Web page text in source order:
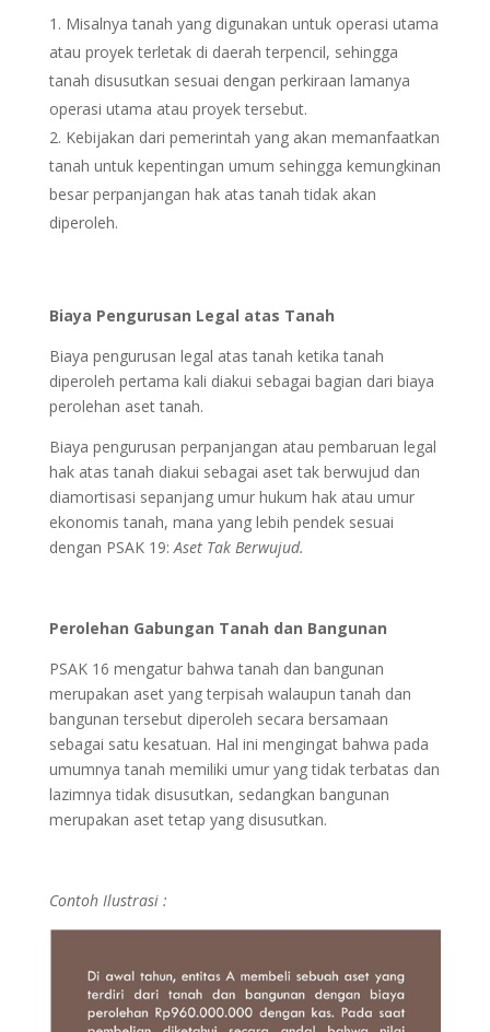
Misalnya tanah yang digunakan untuk operasi utama
atau proyek terletak di daerah terpencil, sehingga
tanah disusutkan sesuai dengan perkiraan lamanya
operasi utama atau proyek tersebut.
Kebijakan dari pemerintah yang akan memanfaatkan
tanah untuk kepentingan umum sehingga kemungkinan
besar perpanjangan hak atas tanah tidak akan
diperoleh.
Biaya Pengurusan Legal atas Tanah
Biaya pengurusan legal atas tanah ketika tanah
diperoleh pertama kali diakui sebagai bagian dari biaya
perolehan aset tanah.
Biaya pengurusan perpanjangan atau pembaruan legal
hak atas tanah diakui sebagai aset tak berwujud dan
diamortisasi sepanjang umur hukum hak atau umur
ekonomis tanah, mana yang lebih pendek sesuai
dengan PSAK 19:Aset Tak Berwujud.
Perolehan Gabungan Tanah dan Bangunan
PSAK 16 mengatur bahwa tanah dan bangunan
merupakan aset yang terpisah walaupun tanah dan
bangunan tersebut diperoleh secara bersamaan
sebagai satu kesatuan. Hal ini mengingat bahwa pada
umumnya tanah memiliki umur yang tidak terbatas dan
lazimnya tidak disusutkan, sedangkan bangunan
merupakan aset tetap yang disusutkan.
Contoh Ilustrasi :